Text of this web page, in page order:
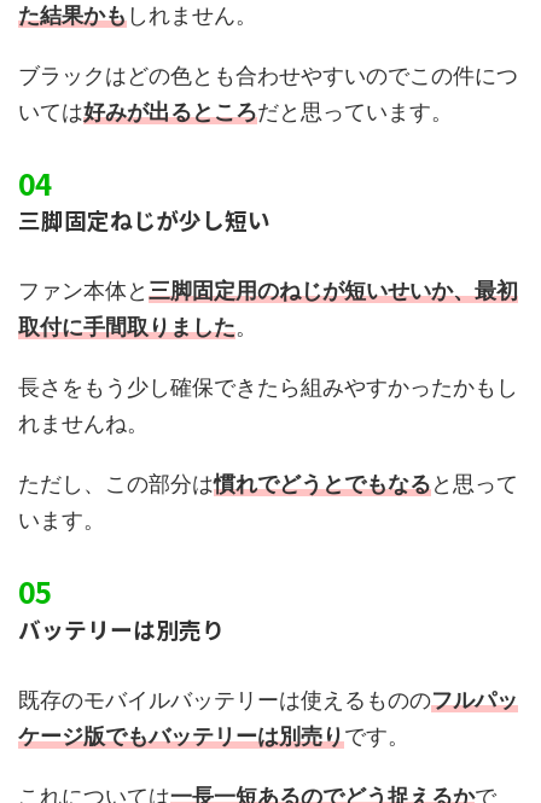
た結果かもしれません。
ブラックはどの色とも合わせやすいのでこの件につ
いては好みが出るところだと思っています。
三脚固定ねじが少し短い
ファン本体と三脚固定用のねじが短いせいか、最初
取付に手間取りました。
長さをもう少し確保できたら組みやすかったかもし
れませんね。
ただし、この部分は慣れでどうとでもなると思って
います。
バッテリーは別売り
既存のモバイルバッテリーは使えるもののフルパッ
ケージ版でもバッテリーは別売りです。
これについては一長一短あるのでどう捉えるかで